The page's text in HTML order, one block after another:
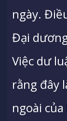
ngày.
Đại
Việc dư
rằng đây
ngoài